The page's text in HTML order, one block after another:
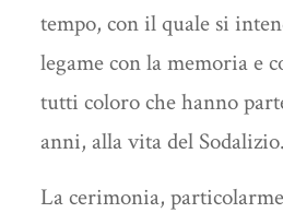
tempo, con il quale si
legame con la memoria e
tutti coloro che hanno
anni, alla vita del Sodalizio.
La cerimonia,